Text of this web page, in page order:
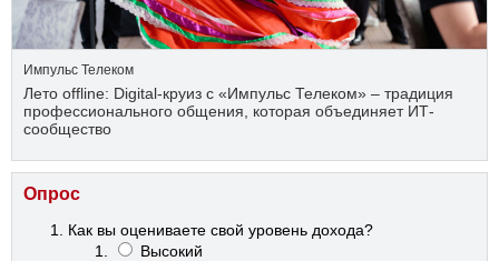
Импульс Телеком
Лето offline: Digital-круиз с «Импульс Телеком» – традиция
профессионального общения, которая объединяет ИТ-
сообщество
Опрос
Как вы оцениваете свой уровень дохода?
Высокий